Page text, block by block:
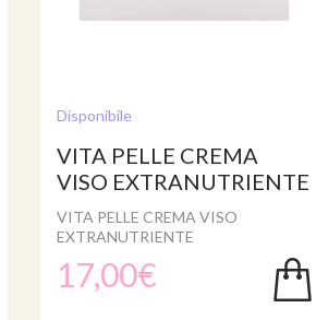
Disponibile
VITA PELLE CREMA
VISO EXTRANUTRIENTE
VITA PELLE CREMA VISO
EXTRANUTRIENTE
17,00€